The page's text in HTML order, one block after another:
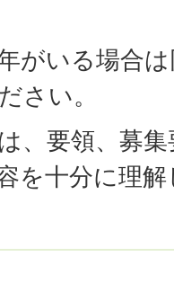
がいる場合
さい。
、要領、募
を十分に理